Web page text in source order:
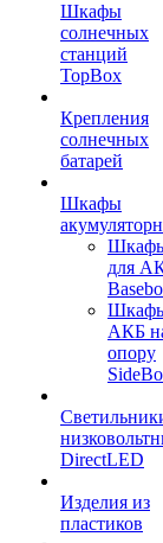
Шкафы
солнечных
станций
TopBox
Крепления
солнечных
батарей
Шкафы
для
АКБ
опору
DirectLED
Изделия из
пластиков